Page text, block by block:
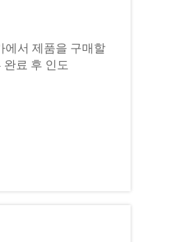
에서 제품을 구매할
완료 후 인도
를 뜻합니다. 이